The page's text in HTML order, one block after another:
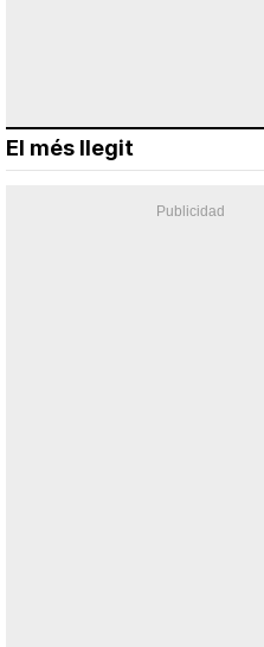
El més llegit